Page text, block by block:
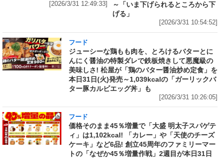
[2026/3/31 12:49:33]
～「いま下げられるところから下
げる」
[2026/3/31 10:54:52]
フード
ジューシーな鶏もも肉を、とろけるバターとに
んにく醤油の特製ダレで鉄板焼きして悪魔級の
美味しさ! 松屋が「鶏のバター醤油炒め定食」を
本日31日(火)発売～1,039kcalの「ガーリックバ
ター豚カルビエッグ丼」も
[2026/3/31 10:26:05]
フード
価格そのまま45％増量で「大盛 明太子スパゲテ
ィ」は1,102kcal! 「カレー」や「天使のチーズ
ケーキ」など6品! 創立45周年のファミリーマー
トの「なぜか45％増量作戦」2週目が本日31日